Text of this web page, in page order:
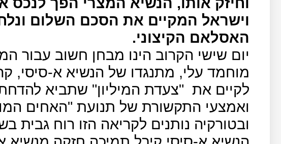
וישראל המקיים את הסכם השלום
האסלאם הקיצוני.
יום שישי הקרוב הינו מבחן חשוב עבור
מוחמד עלי, מתנגדו של הנשיא א-סיסי,
לקיים את "צעדת המיליון" שתביא
ואמצעי התקשורת של תנועת "האחים
ובטורקיה נותנים לקריאה הזו רוח גבית